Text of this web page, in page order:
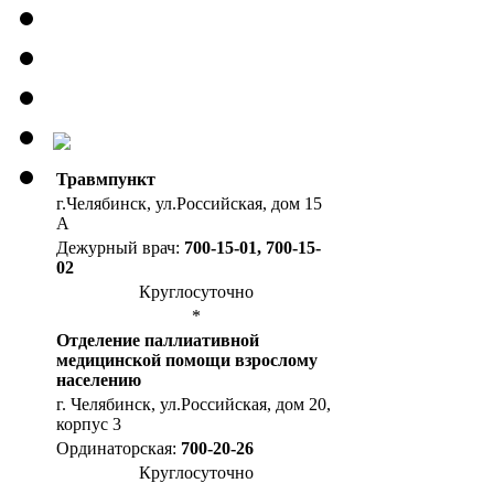
Травмпункт
г.Челябинск, ул.Российская, дом 15
А
Дежурный врач: 700-15-01, 700-15-
02
Круглосуточно
*
Отделение паллиативной
медицинской помощи взрослому
населению
г. Челябинск, ул.Российская, дом 20,
корпус 3
Ординаторская: 700-20-26
Круглосуточно